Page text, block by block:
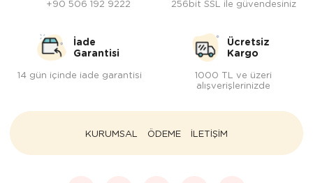
+90 506 192 9222 256bit SSL ile güvendesiniz
İade
Garantisi
14 gün içinde iade garantisi
Ücretsiz
Kargo
1000 TL ve üzeri
alışverişlerinizde
KURUMSAL ÖDEME İLETİŞİM